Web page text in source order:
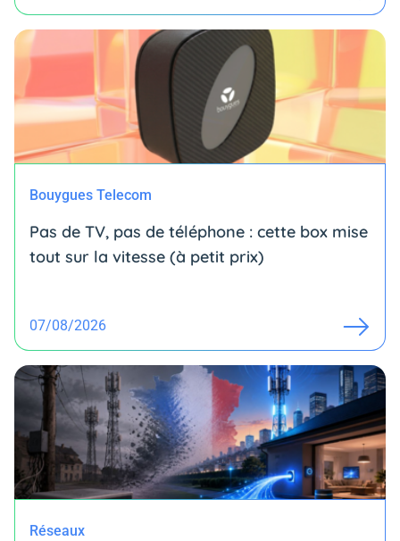
Bouygues Telecom
Pas de TV, pas de téléphone : cette box mise
tout sur la vitesse (à petit prix)
07/08/2026
Réseaux